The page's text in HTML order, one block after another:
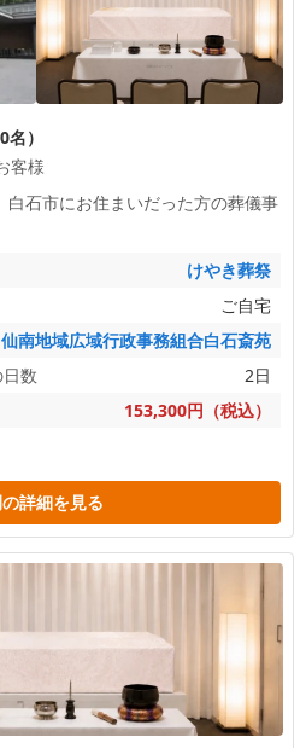
）
客様
白石市にお住まいだった方の葬儀事
けやき葬祭
ご自宅
仙南地域広域行政事務組合白石斎苑
数
2日
153,300円（税込）
詳細を見る